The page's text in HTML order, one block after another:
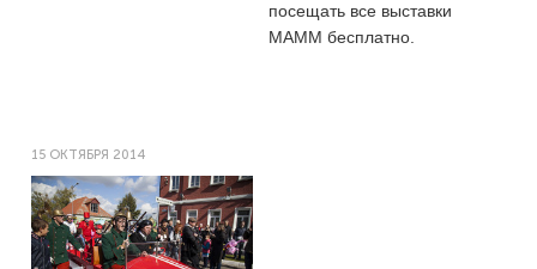
посещать все выставки
МАММ бесплатно.
15 ОКТЯБРЯ 2014